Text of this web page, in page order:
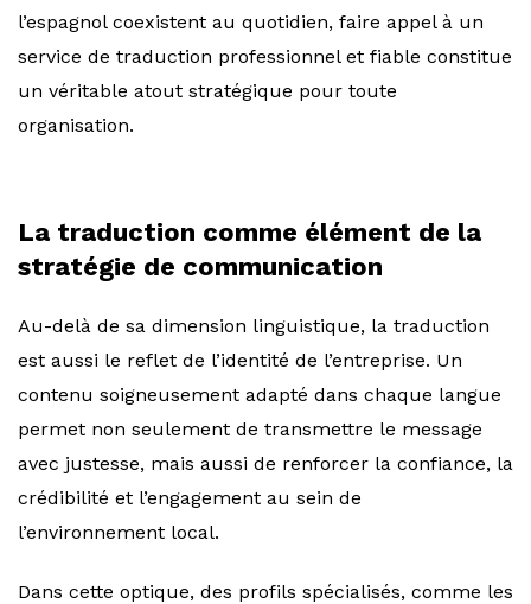
l’espagnol coexistent au quotidien, faire appel à un
service de traduction professionnel et fiable constitue
un véritable atout stratégique pour toute
organisation.
La traduction comme élément de la
stratégie de communication
Au-delà de sa dimension linguistique, la traduction
est aussi le reflet de l’identité de l’entreprise. Un
contenu soigneusement adapté dans chaque langue
permet non seulement de transmettre le message
avec justesse, mais aussi de renforcer la confiance, la
crédibilité et l’engagement au sein de
l’environnement local.
Dans cette optique, des profils spécialisés, comme les